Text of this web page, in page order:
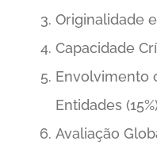
Originalidade
Capacidade
Envolvimento
Entidades
Avaliação